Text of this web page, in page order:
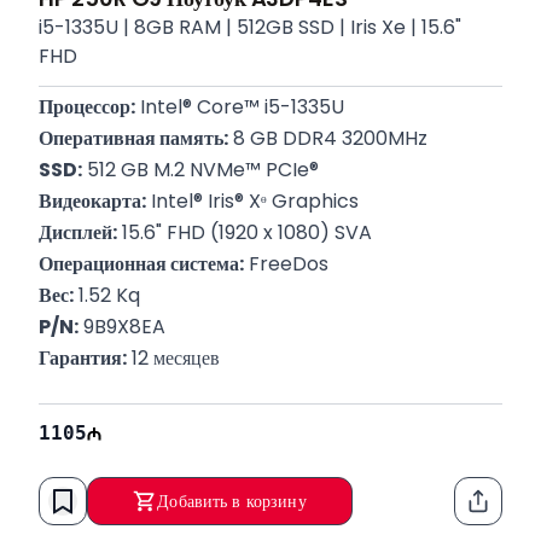
i5-1335U | 8GB RAM | 512GB SSD | Iris Xe | 15.6"
FHD
Процессор: Intel® Core™ i5-1335U
Оперативная память: 8 GB DDR4 3200MHz
SSD: 512 GB M.2 NVMe™ PCIe®
Видеокарта: Intel® Iris® Xᶱ Graphics
Дисплей: 15.6" FHD (1920 x 1080) SVA
Операционная система: FreeDos
Вес: 1.52 Kq
P/N: 9B9X8EA
Гарантия: 12 месяцев
1105
Добавить в корзину